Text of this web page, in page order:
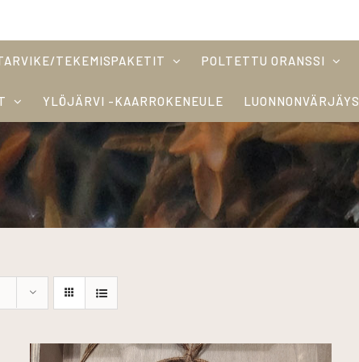
TEKEMISPAKETIT POLTETTU ORANSSI
YLÖJÄRVI -KAARROKENEULE LUONNONVÄRJÄYS